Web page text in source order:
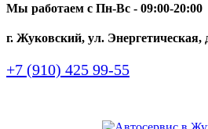
Мы работаем с Пн-Вc - 09:00-20:00
г. Жуковский, ул. Энергетическая,
+7 (910) 425 99-55